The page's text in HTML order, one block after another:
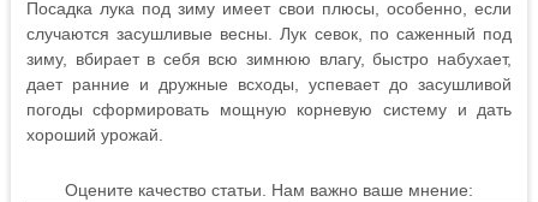
Посадка лука под зиму имеет свои плюсы, особенно, если
случаются засушливые весны. Лук севок, по саженный под
зиму, вбирает в себя всю зимнюю влагу, быстро набухает,
дает ранние и дружные всходы, успевает до засушливой
погоды сформировать мощную корневую систему и дать
хороший урожай.
Оцените качество статьи. Нам важно ваше мнение: